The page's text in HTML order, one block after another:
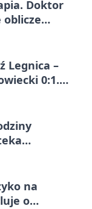
Doktor
oblicze
Legnica –
0:1.
na
o